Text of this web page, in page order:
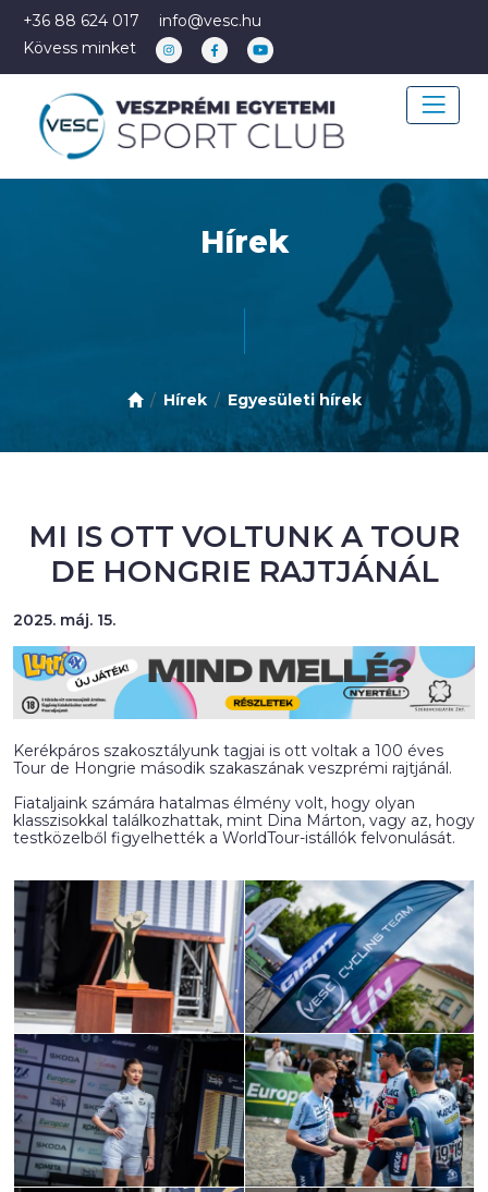
+36 88 624 017
info@vesc.hu
Kövess minket
Hírek
Hírek Egyesületi hírek
MI IS OTT VOLTUNK A TOUR
DE HONGRIE RAJTJÁNÁL
2025. máj. 15.
Kerékpáros szakosztályunk tagjai is ott voltak a 100 éves
Tour de Hongrie második szakaszának veszprémi rajtjánál.
Fiataljaink számára hatalmas élmény volt, hogy olyan
klasszisokkal találkozhattak, mint Dina Márton, vagy az, hogy
testközelből figyelhették a WorldTour-istállók felvonulását.